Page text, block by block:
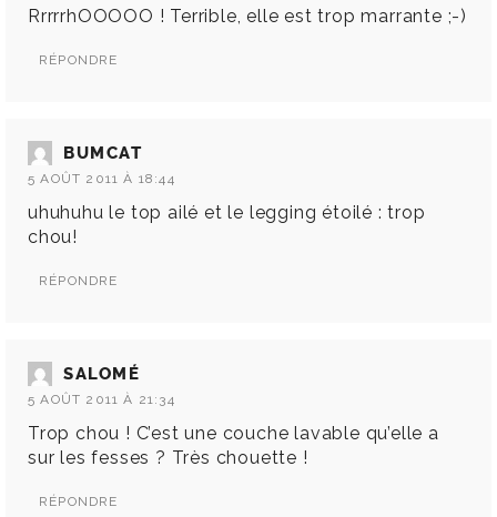
RrrrrhOOOOO ! Terrible, elle est trop marrante ;-)
RÉPONDRE
BUMCAT
5 AOÛT 2011 À 18:44
uhuhuhu le top ailé et le legging étoilé : trop
chou!
RÉPONDRE
SALOMÉ
5 AOÛT 2011 À 21:34
Trop chou ! C’est une couche lavable qu’elle a
sur les fesses ? Très chouette !
RÉPONDRE